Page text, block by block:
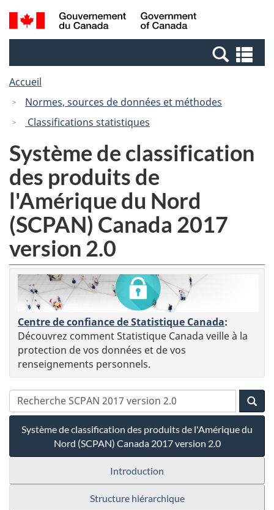
Passer
au
Passer
à
Canada
Recherche
et
et
Accueil
Normes, sources de données et méthodes
Classifications statistiques
Système de classification
des produits de
l'Amérique du Nord
(SCPAN) Canada 2017
version 2.0
Centre de confiance de Statistique Canada:
Découvrez comment Statistique Canada veille à la
protection de vos données et de vos
renseignements personnels.
Système de classification des produits de l'Amérique du
Nord (SCPAN) Canada 2017 version 2.0
Introduction
Structure hiérarchique